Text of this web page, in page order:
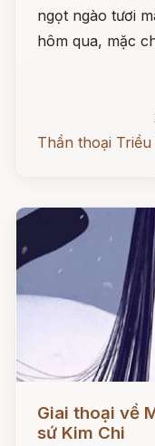
ngọt ngào tươi
hôm qua, mặc
Thần thoại Triều
Giai thoại về
sứ Kim Chi